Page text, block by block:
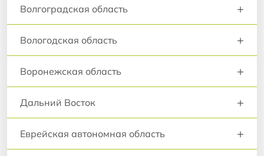
Волгоградская область +
Вологодская область +
Воронежская область +
Дальний Восток +
Еврейская автономная область +